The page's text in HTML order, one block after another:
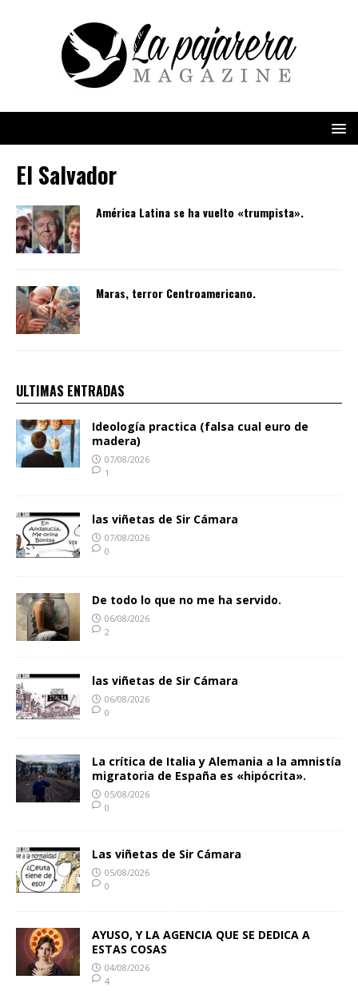
El Salvador
América Latina se ha vuelto «trumpista».
Maras, terror Centroamericano.
ULTIMAS ENTRADAS
Ideología practica (falsa cual euro de
madera)
07/08/2026
1
las viñetas de Sir Cámara
07/08/2026
0
De todo lo que no me ha servido.
06/08/2026
2
las viñetas de Sir Cámara
06/08/2026
0
La crítica de Italia y Alemania a la amnistía
migratoria de España es «hipócrita».
05/08/2026
0
Las viñetas de Sir Cámara
05/08/2026
0
AYUSO, Y LA AGENCIA QUE SE DEDICA A
ESTAS COSAS
04/08/2026
4